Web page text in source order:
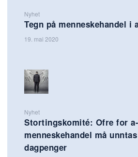
Nyhet
Tegn på menneskehandel i
19. mai 2020
Nyhet
Stortingskomité: Ofre for
menneskehandel må
dagpenger